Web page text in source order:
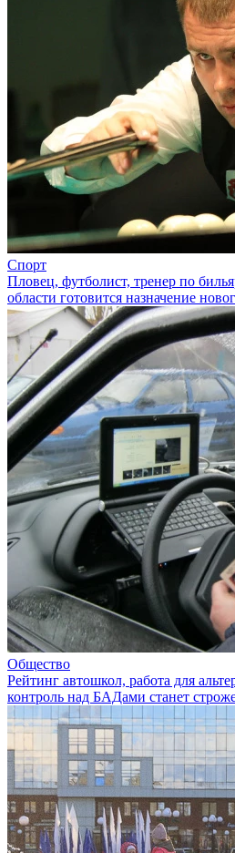
Спорт
Пловец, футболист, тренер по
области готовится назначение
Общество
Рейтинг автошкол, работа для
контроль над БАДами станет